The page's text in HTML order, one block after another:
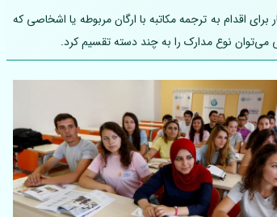
اقدام به ترجمه مکاتبه با ارگان مربوطه یا اشخاصی که
می‌توان نوع مدارک را به چند دسته تقسیم کرد.